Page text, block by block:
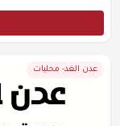
عدن الغد- محليات